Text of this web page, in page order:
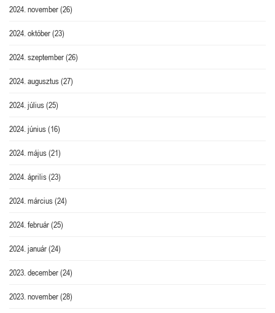
2024. november(26)
2024. október(23)
2024. szeptember(26)
2024. augusztus(27)
2024. július(25)
2024. június(16)
2024. május(21)
2024. április(23)
2024. március(24)
2024. február(25)
2024. január(24)
2023. december(24)
2023. november(28)